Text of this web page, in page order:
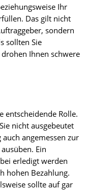
Ihr
Das gilt nicht
sondern
sollten Sie
Ihnen schwere
entscheidende Rolle.
nicht ausgebeutet
angemessen zur
Ein
erledigt werden
hohen Bezahlung.
sollte auf gar